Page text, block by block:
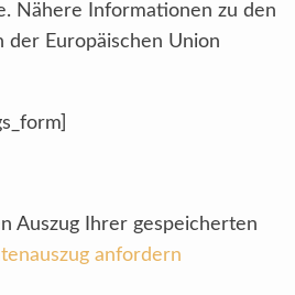
Nähere Informationen zu den
der Europäischen Union
Auszug Ihrer gespeicherten
anfordern